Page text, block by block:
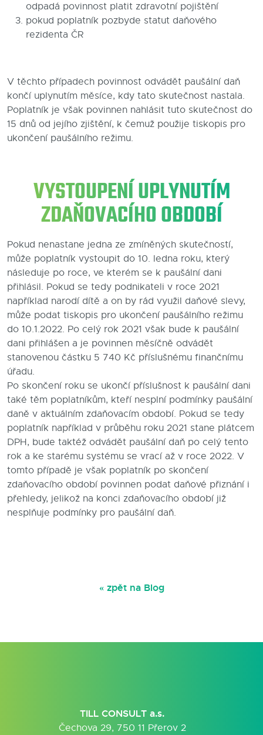
odpadá povinnost platit zdravotní pojištění
pokud poplatník pozbyde statut daňového
rezidenta ČR
V těchto případech povinnost odvádět paušální daň
končí uplynutím měsíce, kdy tato skutečnost nastala.
Poplatník je však povinnen nahlásit tuto skutečnost do
15 dnů od jejího zjištění, k čemuž použije tiskopis pro
ukončení paušálního režimu.
VYSTOUPENÍ UPLYNUTÍM
ZDAŇOVACÍHO OBDOBÍ
Pokud nenastane jedna ze zmíněných skutečností,
může poplatník vystoupit do 10. ledna roku, který
následuje po roce, ve kterém se k paušální dani
přihlásil. Pokud se tedy podnikateli v roce 2021
například narodí dítě a on by rád využil daňové slevy,
může podat tiskopis pro ukončení paušálního režimu
do 10.1.2022. Po celý rok 2021 však bude k paušální
dani přihlášen a je povinnen měsíčně odvádět
stanovenou částku 5 740 Kč příslušnému finančnímu
úřadu.
Po skončení roku se ukončí příslušnost k paušální dani
také těm poplatníkům, kteří nesplní podmínky paušální
daně v aktuálním zdaňovacím období. Pokud se tedy
poplatník například v průběhu roku 2021 stane plátcem
DPH, bude taktéž odvádět paušální daň po celý tento
rok a ke starému systému se vrací až v roce 2022. V
tomto případě je však poplatník po skončení
zdaňovacího období povinnen podat daňové přiznání i
přehledy, jelikož na konci zdaňovacího období již
nesplňuje podmínky pro paušální daň.
« zpět na Blog
TILL CONSULT a.s.
Čechova 29, 750 11 Přerov 2